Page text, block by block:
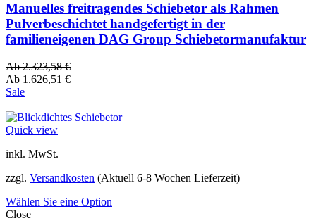
Manuelles freitragendes Schiebetor als Rahmen
Pulverbeschichtet handgefertigt in der
familieneigenen DAG Group Schiebetormanufaktur
Ab2.323,58€
Ab 1.626,51 €
Sale
Quick view
inkl. MwSt.
zzgl. Versandkosten (Aktuell 6-8 Wochen Lieferzeit)
Wählen Sie eine Option
Close